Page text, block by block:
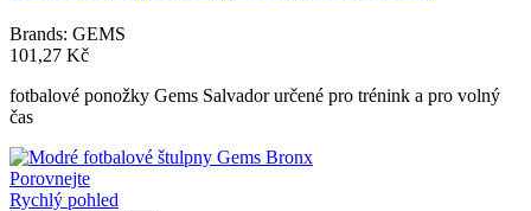
Brands: GEMS
101,27 Kč
fotbalové ponožky Gems Salvador určené pro trénink a pro volný
čas
Porovnejte
Rychlý pohled